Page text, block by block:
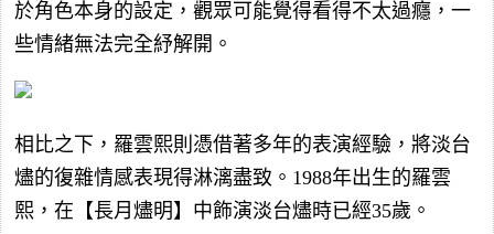
於角色本身的設定，觀眾可能覺得看得不太過癮，一
些情緒無法完全紓解開。
相比之下，羅雲熙則憑借著多年的表演經驗，將淡台
燼的復雜情感表現得淋漓盡致。1988年出生的羅雲
熙，在【長月燼明】中飾演淡台燼時已經35歲。